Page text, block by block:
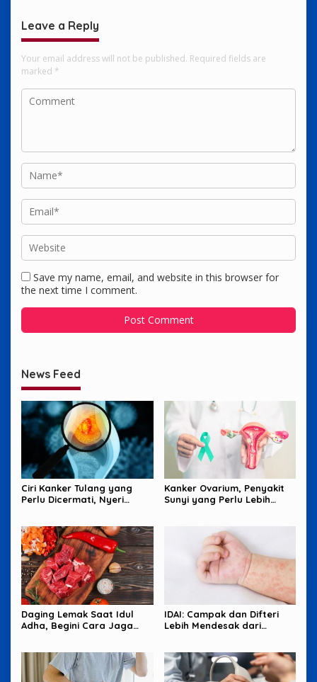
Leave a Reply
Your email address will not be published. Required fields are
marked *
Save my name, email, and website in this browser for
the next time I comment.
News Feed
Ciri Kanker Tulang yang
Perlu Dicermati, Nyeri
Kanker Ovarium, Penyakit
Sunyi yang Perlu Lebih
Daging Lemak Saat Idul
Adha, Begini Cara Jaga
IDAI: Campak dan Difteri
Lebih Mendesak dari